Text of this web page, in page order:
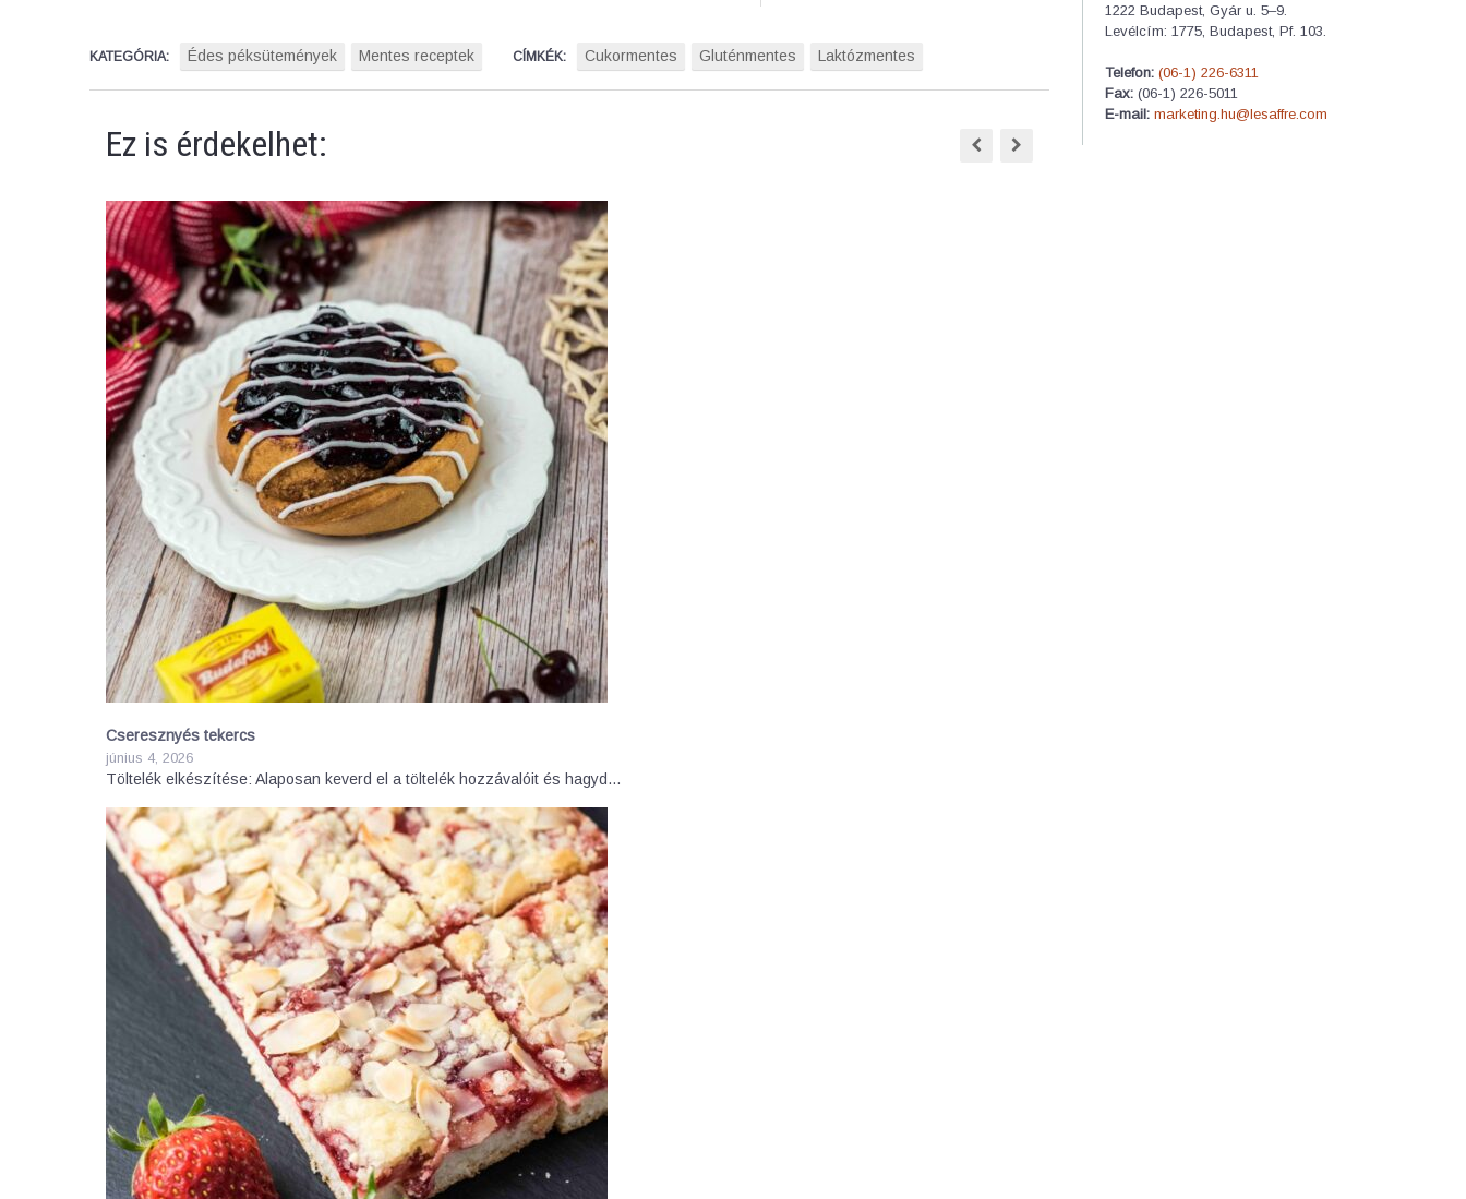
1222 Budapest, Gyár u. 5–9.
Levélcím: 1775, Budapest, Pf. 103.
Telefon: (06-1) 226-6311
Fax: (06-1) 226-5011
E-mail: marketing.hu@lesaffre.com
KATEGÓRIA: Édes péksütemények Mentes receptek CÍMKÉK: Cukormentes Gluténmentes Laktózmentes
Ez is érdekelhet:
Cseresznyés tekercs
június 4, 2026
Töltelék elkészítése: Alaposan keverd el a töltelék hozzávalóit és hagyd…